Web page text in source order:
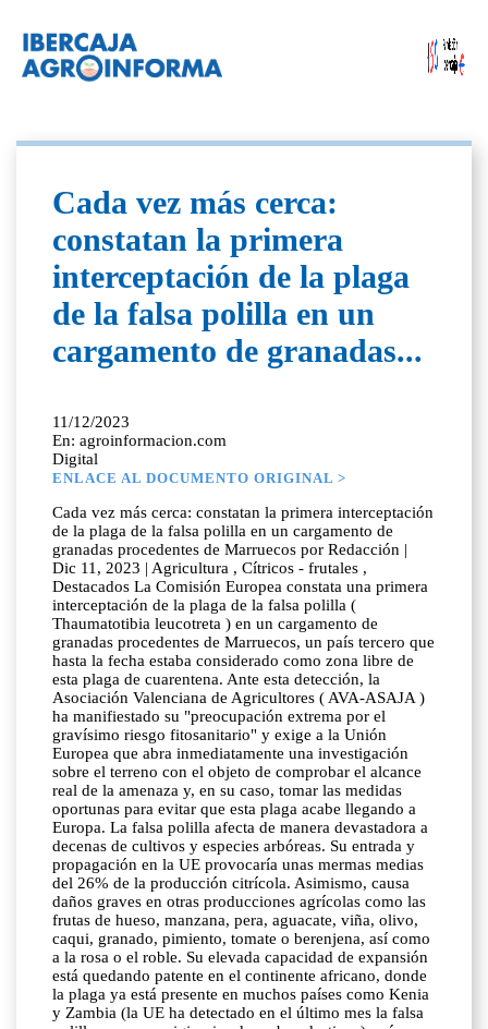
Cada vez más cerca:
constatan la primera
interceptación de la plaga
de la falsa polilla en un
cargamento de granadas...
11/12/2023
En: agroinformacion.com
Digital
ENLACE AL DOCUMENTO ORIGINAL >
Cada vez más cerca: constatan la primera interceptación
de la plaga de la falsa polilla en un cargamento de
granadas procedentes de Marruecos por Redacción |
Dic 11, 2023 | Agricultura , Cítricos - frutales ,
Destacados La Comisión Europea constata una primera
interceptación de la plaga de la falsa polilla (
Thaumatotibia leucotreta ) en un cargamento de
granadas procedentes de Marruecos, un país tercero que
hasta la fecha estaba considerado como zona libre de
esta plaga de cuarentena. Ante esta detección, la
Asociación Valenciana de Agricultores ( AVA-ASAJA )
ha manifiestado su "preocupación extrema por el
gravísimo riesgo fitosanitario" y exige a la Unión
Europea que abra inmediatamente una investigación
sobre el terreno con el objeto de comprobar el alcance
real de la amenaza y, en su caso, tomar las medidas
oportunas para evitar que esta plaga acabe llegando a
Europa. La falsa polilla afecta de manera devastadora a
decenas de cultivos y especies arbóreas. Su entrada y
propagación en la UE provocaría unas mermas medias
del 26% de la producción citrícola. Asimismo, causa
daños graves en otras producciones agrícolas como las
frutas de hueso, manzana, pera, aguacate, viña, olivo,
caqui, granado, pimiento, tomate o berenjena, así como
a la rosa o el roble. Su elevada capacidad de expansión
está quedando patente en el continente africano, donde
la plaga ya está presente en muchos países como Kenia
y Zambia (la UE ha detectado en el último mes la falsa